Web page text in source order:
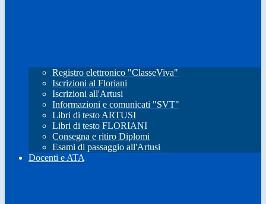
Registro elettronico "ClasseViva"
Iscrizioni al Floriani
Iscrizioni all'Artusi
Informazioni e comunicati "SVT"
Libri di testo ARTUSI
Libri di testo FLORIANI
Consegna e ritiro Diplomi
Esami di passaggio all'Artusi
Docenti e ATA